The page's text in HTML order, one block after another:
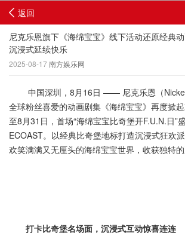
返回
尼克乐恩旗下《海绵宝宝》线下活动还原经典
沉浸式延续快乐
2025-08-17南方娱乐网
中国深圳，8月16日 —— 尼克乐恩（
全球粉丝喜爱的动画剧集《海绵宝宝》再度掀
至8月31日，首场“海绵宝宝比奇堡开F.U.N.日”
ECOAST。以经典比奇堡地标打造沉浸式狂欢
欢笑满满又无厘头的海绵宝宝世界，收获独特的
打卡比奇堡名场面 ， 沉浸式互动惊喜连连